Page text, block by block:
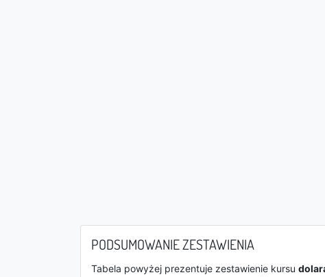
PODSUMOWANIE ZESTAWIENIA
Tabela powyżej prezentuje zestawienie kursu